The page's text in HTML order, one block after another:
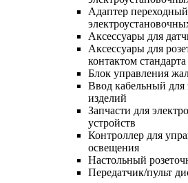
Адаптер
Аксессуары для
Аксессуары для
контактом
Блок управления
Ввод кабельный для
изделий
Запчасти для
устройств
Контроллер для
освещения
Настольный
Передатчик/пульт